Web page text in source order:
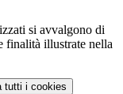
si avvalgono di
finalità illustrate nella
tutti i cookies